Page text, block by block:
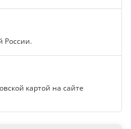
России.
картой на сайте